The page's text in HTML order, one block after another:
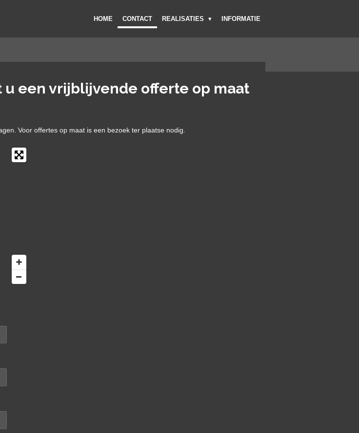
HOME CONTACT REALISATIES INFORMATIE
u een vrijblijvende offerte op maat
Voor offertes op maat is een bezoek ter plaatse nodig.